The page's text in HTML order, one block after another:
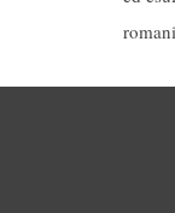
romani